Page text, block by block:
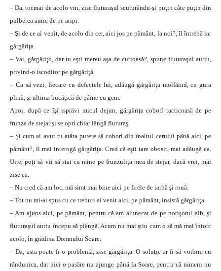
– Da, tocmai de acolo vin, zise fluturaşul scuturându-şi puţin câte puţin din
pulberea aurie de pe aripi.
– Şi de ce ai venit, de acolo din cer, aici jos pe pământ, la noi?, îl întrebă iar
gărgăriţa.
– Vai, gărgăriţo, dar tu eşti mereu aşa de curioasă?, spune fluturaşul auriu,
privind-o iscoditor pe gărgăriţă.
– Ca să vezi, fiecare cu defectele lui, adăugă gărgăriţa molfăind, cu gura
plină, şi ultima bucăţică de pâine cu gem.
Apoi, după ce îşi isprăvi micul dejun, gărgăriţa coborî tacticoasă de pe
frunza de stejar şi se opri chiar lângă fluturaş.
– Şi cum ai avut tu atâta putere să cobori din înaltul cerului până aici, pe
pământ?, îl mai interogă gărgăriţa. Cred că eşti tare obosit, mai adăugă ea.
Uite, poţi să vii să stai cu mine pe frunzuliţa mea de stejar, dacă vrei, mai
zise ea.
– Nu cred că am loc, mă simt mai bine aici pe firele de iarbă şi rouă.
– Tot nu mi-ai spus cu ce treburi ai venit aici, pe pământ, insistă gărgăriţa.
– Am ajuns aici, pe pământ, pentru că am alunecat de pe norişorul alb, şi
fluturaşul auriu începu să plângă. Acum nu mai ştiu cum o să mă mai întorc
acolo, în grădina Domnului Soare.
– Da, asta poate fi o problemă, zise gărgăriţa. O soluţie ar fi să vorbim cu
rândunica, dar nici o pasăre nu ajunge până la Soare, pentru că nimeni nu